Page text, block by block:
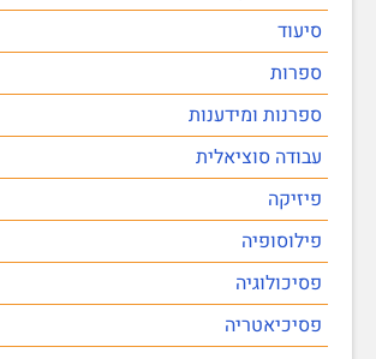
סיעוד
ספרות
ספרנות ומידענות
עבודה סוציאלית
פיזיקה
פילוסופיה
פסיכולוגיה
פסיכיאטריה